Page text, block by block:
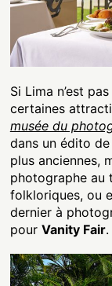
Si Lima n’est
certaines
musée du
dans un édito
plus anciennes,
photographe au
folkloriques, ou
dernier à
pour Vanity Fair.